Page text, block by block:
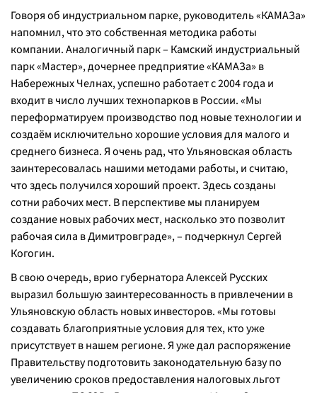
Говоря об индустриальном парке, руководитель «КАМАЗа»
напомнил, что это собственная методика работы
компании. Аналогичный парк – Камский индустриальный
парк «Мастер», дочернее предприятие «КАМАЗа» в
Набережных Челнах, успешно работает с 2004 года и
входит в число лучших технопарков в России. «Мы
переформатируем производство под новые технологии и
создаём исключительно хорошие условия для малого и
среднего бизнеса. Я очень рад, что Ульяновская область
заинтересовалась нашими методами работы, и считаю,
что здесь получился хороший проект. Здесь созданы
сотни рабочих мест. В перспективе мы планируем
создание новых рабочих мест, насколько это позволит
рабочая сила в Димитровграде», – подчеркнул Сергей
Когогин.
В свою очередь, врио губернатора Алексей Русских
выразил большую заинтересованность в привлечении в
Ульяновскую область новых инвесторов. «Мы готовы
создавать благоприятные условия для тех, кто уже
присутствует в нашем регионе. Я уже дал распоряжение
Правительству подготовить законодательную базу по
увеличению сроков предоставления налоговых льгот